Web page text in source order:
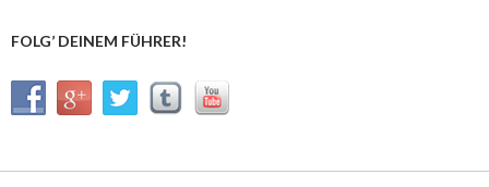
FOLG’ DEINEM FÜHRER!